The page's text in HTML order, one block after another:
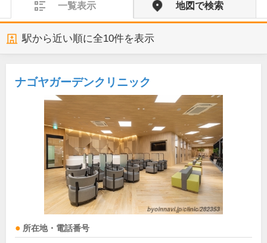
一覧表示 地図で検索
駅から近い順に全10件を表示
ナゴヤガーデンクリニック
所在地・電話番号